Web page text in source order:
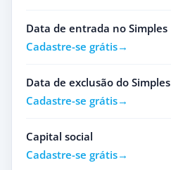
Data de entrada no Simples
Cadastre-se grátis
Data de exclusão do Simples
Cadastre-se grátis
Capital social
Cadastre-se grátis